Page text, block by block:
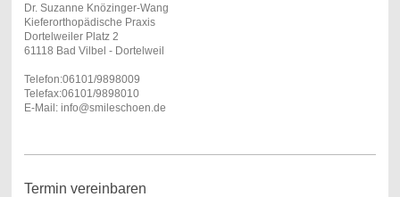
Dr. Suzanne Knözinger-Wang
Kieferorthopädische Praxis
Dortelweiler Platz 2
61118 Bad Vilbel - Dortelweil
Telefon:06101/9898009
Telefax:06101/9898010
E-Mail: info@smileschoen.de
Termin vereinbaren